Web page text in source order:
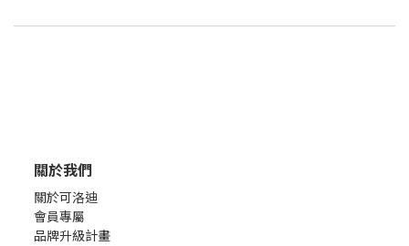
關於我們
關於可洛迪
會員專屬
品牌升級計畫